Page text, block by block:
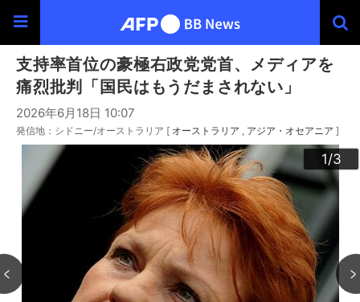
支持率首位の豪極右政党党首、メディアを
痛烈批判「国民はもうだまされない」
2026年6月18日 10:07
発信地：シドニー/オーストラリア [ オーストラリア アジア・オセアニア ]
1/3
2/3
3/3